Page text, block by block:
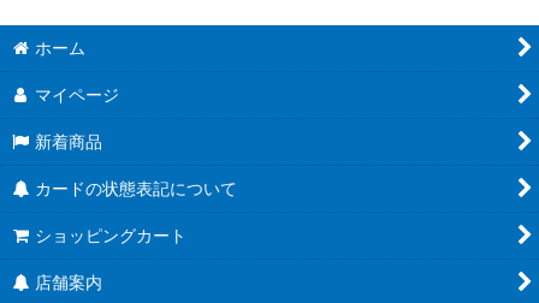
ホーム
マイページ
新着商品
カードの状態表記について
ショッピングカート
店舗案内